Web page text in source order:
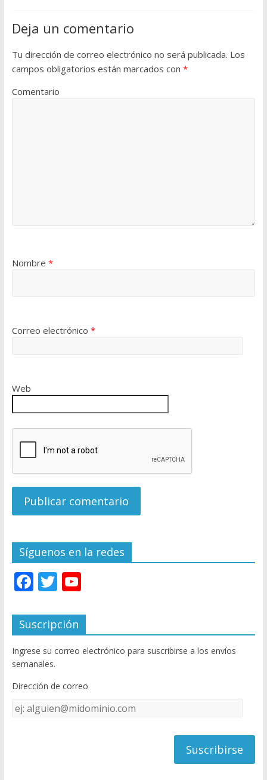
Deja un comentario
Tu dirección de correo electrónico no será publicada. Los
campos obligatorios están marcados con *
Comentario
Nombre *
Correo electrónico *
Web
Síguenos en la redes
F
e
b
o
o
k
T
itt
er
Y
u
T
u
e
C
Suscripción
Ingrese su correo electrónico para suscribirse a los envíos
semanales.
Dirección de correo
Dirección
de